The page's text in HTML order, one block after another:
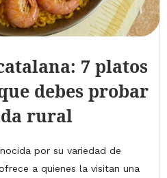
7 platos
debes probar
rural
por su variedad de
a quienes la visitan una